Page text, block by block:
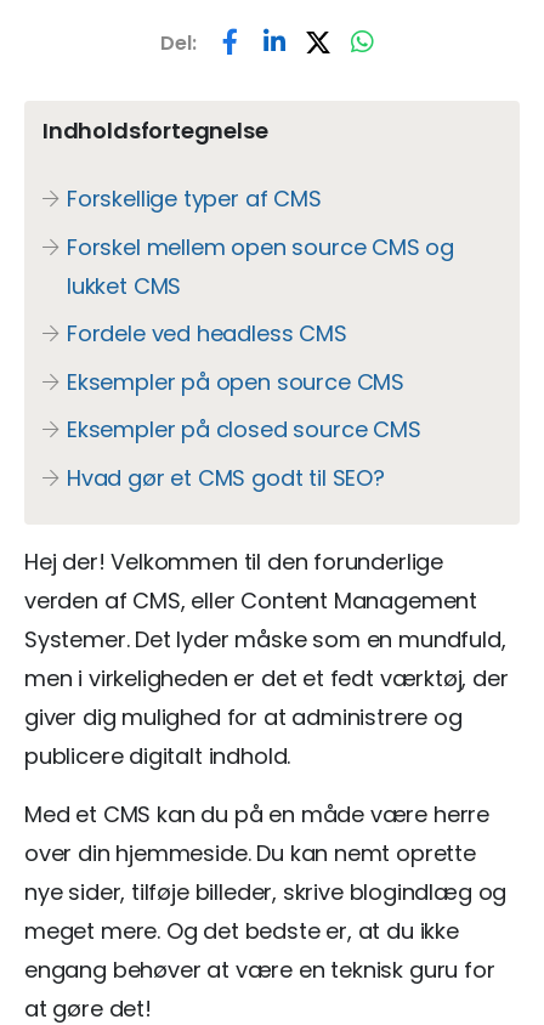
Del:
Indholdsfortegnelse
Forskellige typer af CMS
Forskel mellem open source CMS og
lukket CMS
Fordele ved headless CMS
Eksempler på open source CMS
Eksempler på closed source CMS
Hvad gør et CMS godt til SEO?
Hej der! Velkommen til den forunderlige
verden af CMS, eller Content Management
Systemer. Det lyder måske som en mundfuld,
men i virkeligheden er det et fedt værktøj, der
giver dig mulighed for at administrere og
publicere digitalt indhold.
Med et CMS kan du på en måde være herre
over din hjemmeside. Du kan nemt oprette
nye sider, tilføje billeder, skrive blogindlæg og
meget mere. Og det bedste er, at du ikke
engang behøver at være en teknisk guru for
at gøre det!